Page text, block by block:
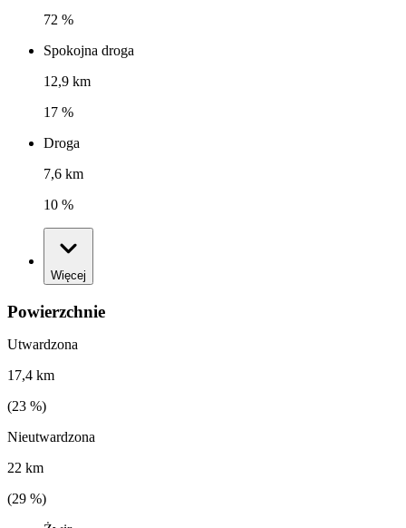
72 %
Spokojna droga
12,9 km
17 %
Droga
7,6 km
10 %
Więcej
Powierzchnie
Utwardzona
17,4 km
(23 %)
Nieutwardzona
22 km
(29 %)